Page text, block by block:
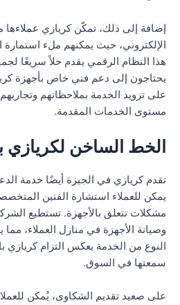
إضافة إلى ذلك، تمكّن كريازي عملاءها
الإلكتروني، حيث يمكنهم ملء
هذا النظام الرقمي يقدم حلاً سريعًا
يحتاجون إلى دعم فني خاص بأجهزة
على تزويد الخدمة بملاحظاتهم
مستوى الخدمات المقدمة.
الخط الساخن لكريازي
تقدم كريازي في الجيزة أيضًا خدمة
يمكن للعملاء استشارة الفنين
مشكلات تتعلق بالأجهزة. تستطيع
وصيانة الأجهزة في منازل العملاء،
النوع من الخدمة يعكس التزام كريازي
سمعتها في السوق.
على صعيد تقديم الشكاوى، يُمكن